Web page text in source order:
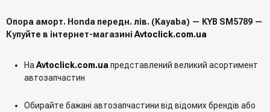
Опора аморт. Honda передн. лів. (Kayaba) — KYB SM5789 —
Купуйте в інтернет-магазині Avtoclick.com.ua
На Avtoclick.com.ua представлений великий асортимент
автозапчастин
Обирайте бажані автозапчастини від відомих брендів або